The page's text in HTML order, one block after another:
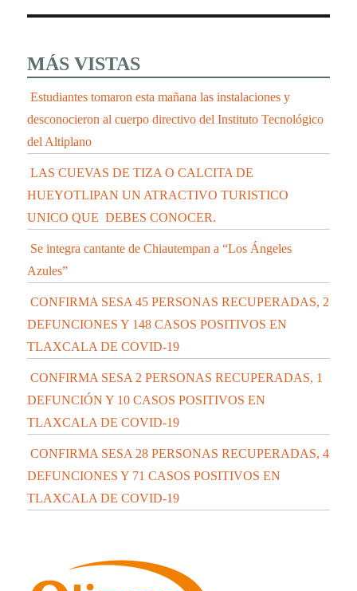
MÁS VISTAS
Estudiantes tomaron esta mañana las instalaciones y
desconocieron al cuerpo directivo del Instituto Tecnológico
del Altiplano
LAS CUEVAS DE TIZA O CALCITA DE
HUEYOTLIPAN UN ATRACTIVO TURISTICO
UNICO QUE DEBES CONOCER.
Se integra cantante de Chiautempan a “Los Ángeles
Azules”
CONFIRMA SESA 45 PERSONAS RECUPERADAS, 2
DEFUNCIONES Y 148 CASOS POSITIVOS EN
TLAXCALA DE COVID-19
CONFIRMA SESA 2 PERSONAS RECUPERADAS, 1
DEFUNCIÓN Y 10 CASOS POSITIVOS EN
TLAXCALA DE COVID-19
CONFIRMA SESA 28 PERSONAS RECUPERADAS, 4
DEFUNCIONES Y 71 CASOS POSITIVOS EN
TLAXCALA DE COVID-19